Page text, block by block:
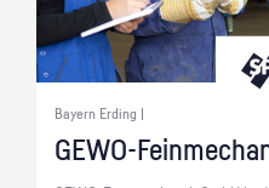
Bayern Erding |
GE­WO-